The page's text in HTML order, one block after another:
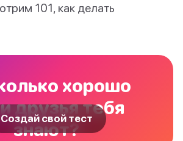
101, как делать
хорошо
друзья тебя
знают?
Создай свой тест